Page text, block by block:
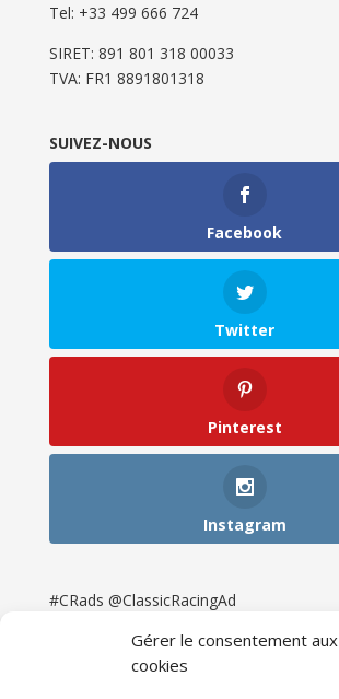
Gérer le consentement aux
cookies
Tel: ‭+33 499 666 724‬
SIRET: 891 801 318 00033
TVA: FR1 8891801318
SUIVEZ-NOUS
Facebook
Twitter
Pinterest
Instagram
#CRads @ClassicRacingAd